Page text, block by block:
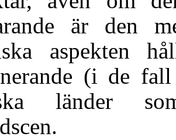
är den
aspekten
(i de
länder